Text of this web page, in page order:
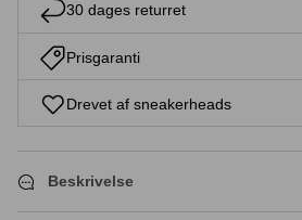
Sneaker rengøring
30 dages returret
Prisgaranti
Drevet af sneakerheads
Beskrivelse